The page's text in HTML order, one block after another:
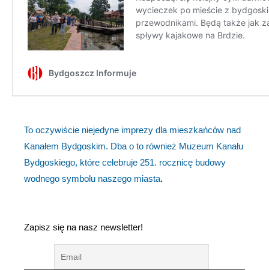
To oczywiście niejedyne imprezy dla mieszkańców nad
Kanałem Bydgoskim. Dba o to również Muzeum Kanału
Bydgoskiego, które celebruje 251. rocznicę budowy
wodnego symbolu naszego miasta.
Zapisz się na nasz newsletter!